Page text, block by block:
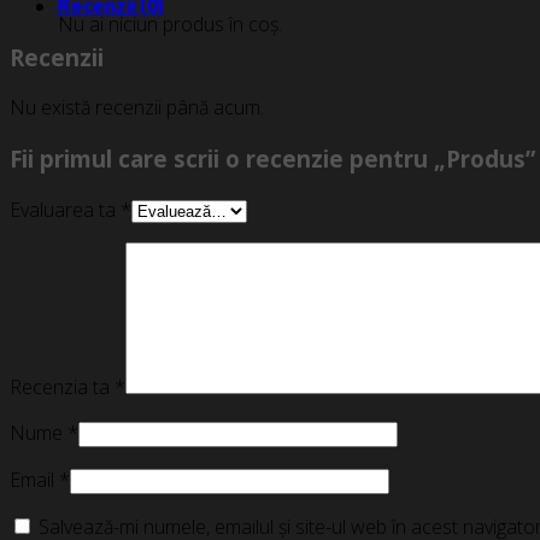
Nu ai niciun produs în coș.
Recenzii (0)
Recenzii
Nu există recenzii până acum.
Fii primul care scrii o recenzie pentru „Produs”
Evaluarea ta *
Recenzia ta *
Nume *
Email *
Salvează-mi numele, emailul și site-ul web în acest